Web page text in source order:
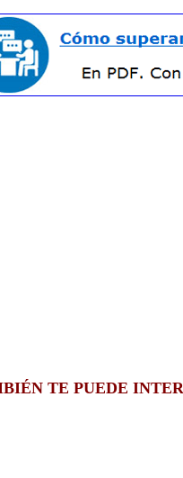
TE PUEDE